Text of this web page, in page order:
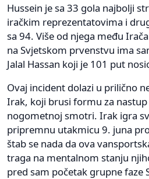
Hussein je sa 33 gola najbolji
iračkim reprezentatovima i
sa 94. Više od njega među
na Svjetskom prvenstvu ima
Jalal Hassan koji je 101 put
Ovaj incident dolazi u prilično
Irak, koji brusi formu za
nogometnoj smotri. Irak igra
pripremnu utakmicu 9. juna
štab se nada da ova
traga na mentalnom stanju
pred sam početak grupne faze